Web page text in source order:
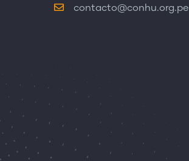
contacto@conhu.org.pe